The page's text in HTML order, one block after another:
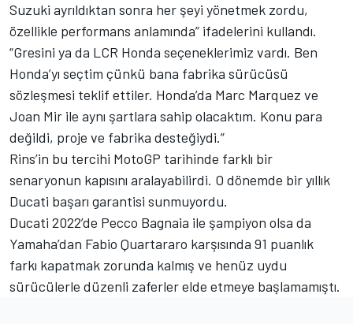
Suzuki ayrıldıktan sonra her şeyi yönetmek zordu,
özellikle performans anlamında” ifadelerini kullandı.
“Gresini ya da LCR Honda seçeneklerimiz vardı. Ben
Honda’yı seçtim çünkü bana fabrika sürücüsü
sözleşmesi teklif ettiler. Honda’da Marc Marquez ve
Joan Mir ile aynı şartlara sahip olacaktım. Konu para
değildi, proje ve fabrika desteğiydi.”
Rins’in bu tercihi MotoGP tarihinde farklı bir
senaryonun kapısını aralayabilirdi. O dönemde bir yıllık
Ducati başarı garantisi sunmuyordu.
Ducati 2022’de Pecco Bagnaia ile şampiyon olsa da
Yamaha’dan Fabio Quartararo karşısında 91 puanlık
farkı kapatmak zorunda kalmış ve henüz uydu
sürücülerle düzenli zaferler elde etmeye başlamamıştı.